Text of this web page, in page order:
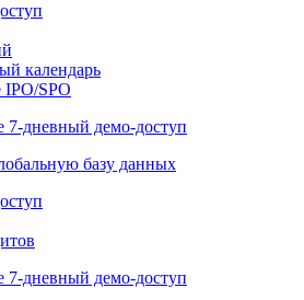
календарь
IPO/SPO
7-дневный демо-доступ
базу данных
7-дневный демо-доступ